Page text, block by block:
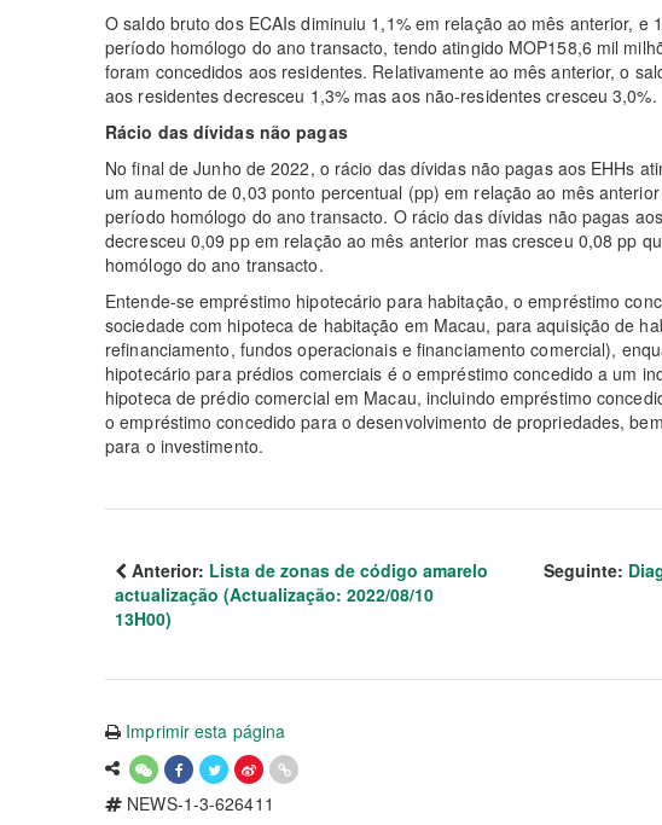
O saldo bruto dos ECAIs diminuiu 1,1% em relação ao mês anterior, e
período homólogo do ano transacto, tendo atingido MOP158,6 mil
foram concedidos aos residentes. Relativamente ao mês anterior, o
aos residentes decresceu 1,3% mas aos não-residentes cresceu 3,0%.
Rácio das dívidas não pagas
No final de Junho de 2022, o rácio das dívidas não pagas aos EHHs
um aumento de 0,03 ponto percentual (pp) em relação ao mês
período homólogo do ano transacto. O rácio das dívidas não pagas
decresceu 0,09 pp em relação ao mês anterior mas cresceu 0,08 pp
homólogo do ano transacto.
Entende-se empréstimo hipotecário para habitação, o empréstimo
sociedade com hipoteca de habitação em Macau, para aquisição de
refinanciamento, fundos operacionais e financiamento comercial),
hipotecário para prédios comerciais é o empréstimo concedido a um
hipoteca de prédio comercial em Macau, incluindo empréstimo
o empréstimo concedido para o desenvolvimento de propriedades,
para o investimento.
Anterior: Lista de zonas de código amarelo
actualização (Actualização: 2022/08/10
13H00)
Seguinte:
Imprimir esta página
NEWS-1-3-626411